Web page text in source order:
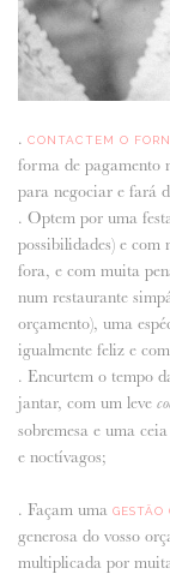
. CONTACTEM O
forma de pagamento
para negociar e fará
. Optem por uma
possibilidades) e
fora, e com muita
num restaurante
orçamento), uma
igualmente feliz e
. Encurtem o tempo
jantar, com um leve
sobremesa e uma
e noctívagos;
. Façam uma
generosa do vosso
multiplicada por